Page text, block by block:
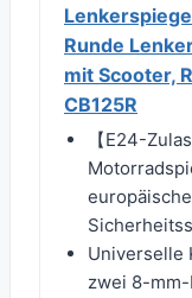
Runde
mit Scooter,
CB125R
【E24-
Universelle
zwei 8-